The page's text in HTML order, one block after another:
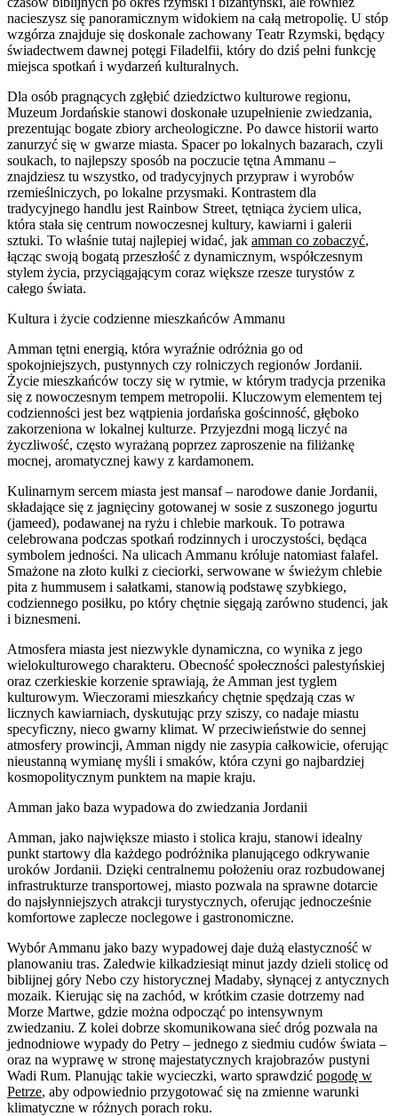
nacieszysz się panoramicznym widokiem na całą metropolię. U stóp
wzgórza znajduje się doskonale zachowany Teatr Rzymski, będący
świadectwem dawnej potęgi Filadelfii, który do dziś pełni funkcję
miejsca spotkań i wydarzeń kulturalnych.
Dla osób pragnących zgłębić dziedzictwo kulturowe regionu,
Muzeum Jordańskie stanowi doskonałe uzupełnienie zwiedzania,
prezentując bogate zbiory archeologiczne. Po dawce historii warto
zanurzyć się w gwarze miasta. Spacer po lokalnych bazarach, czyli
soukach, to najlepszy sposób na poczucie tętna Ammanu –
znajdziesz tu wszystko, od tradycyjnych przypraw i wyrobów
rzemieślniczych, po lokalne przysmaki. Kontrastem dla
tradycyjnego handlu jest Rainbow Street, tętniąca życiem ulica,
która stała się centrum nowoczesnej kultury, kawiarni i galerii
sztuki. To właśnie tutaj najlepiej widać, jak amman co zobaczyć,
łącząc swoją bogatą przeszłość z dynamicznym, współczesnym
stylem życia, przyciągającym coraz większe rzesze turystów z
całego świata.
Kultura i życie codzienne mieszkańców Ammanu
Amman tętni energią, która wyraźnie odróżnia go od
spokojniejszych, pustynnych czy rolniczych regionów Jordanii.
Życie mieszkańców toczy się w rytmie, w którym tradycja przenika
się z nowoczesnym tempem metropolii. Kluczowym elementem tej
codzienności jest bez wątpienia jordańska gościnność, głęboko
zakorzeniona w lokalnej kulturze. Przyjezdni mogą liczyć na
życzliwość, często wyrażaną poprzez zaproszenie na filiżankę
mocnej, aromatycznej kawy z kardamonem.
Kulinarnym sercem miasta jest mansaf – narodowe danie Jordanii,
składające się z jagnięciny gotowanej w sosie z suszonego jogurtu
(jameed), podawanej na ryżu i chlebie markouk. To potrawa
celebrowana podczas spotkań rodzinnych i uroczystości, będąca
symbolem jedności. Na ulicach Ammanu króluje natomiast falafel.
Smażone na złoto kulki z cieciorki, serwowane w świeżym chlebie
pita z hummusem i sałatkami, stanowią podstawę szybkiego,
codziennego posiłku, po który chętnie sięgają zarówno studenci, jak
i biznesmeni.
Atmosfera miasta jest niezwykle dynamiczna, co wynika z jego
wielokulturowego charakteru. Obecność społeczności palestyńskiej
oraz czerkieskie korzenie sprawiają, że Amman jest tyglem
kulturowym. Wieczorami mieszkańcy chętnie spędzają czas w
licznych kawiarniach, dyskutując przy sziszy, co nadaje miastu
specyficzny, nieco gwarny klimat. W przeciwieństwie do sennej
atmosfery prowincji, Amman nigdy nie zasypia całkowicie, oferując
nieustanną wymianę myśli i smaków, która czyni go najbardziej
kosmopolitycznym punktem na mapie kraju.
Amman jako baza wypadowa do zwiedzania Jordanii
Amman, jako największe miasto i stolica kraju, stanowi idealny
punkt startowy dla każdego podróżnika planującego odkrywanie
uroków Jordanii. Dzięki centralnemu położeniu oraz rozbudowanej
infrastrukturze transportowej, miasto pozwala na sprawne dotarcie
do najsłynniejszych atrakcji turystycznych, oferując jednocześnie
komfortowe zaplecze noclegowe i gastronomiczne.
Wybór Ammanu jako bazy wypadowej daje dużą elastyczność w
planowaniu tras. Zaledwie kilkadziesiąt minut jazdy dzieli stolicę od
biblijnej góry Nebo czy historycznej Madaby, słynącej z antycznych
mozaik. Kierując się na zachód, w krótkim czasie dotrzemy nad
Morze Martwe, gdzie można odpocząć po intensywnym
zwiedzaniu. Z kolei dobrze skomunikowana sieć dróg pozwala na
jednodniowe wypady do Petry – jednego z siedmiu cudów świata –
oraz na wyprawę w stronę majestatycznych krajobrazów pustyni
Wadi Rum. Planując takie wycieczki, warto sprawdzić pogodę w
Petrze, aby odpowiednio przygotować się na zmienne warunki
klimatyczne w różnych porach roku.